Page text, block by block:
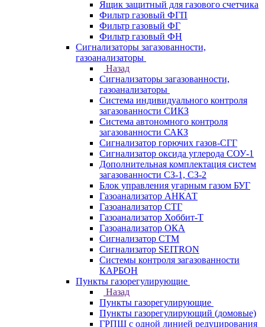
Ящик защитный для газового счетчика
Фильтр газовый ФГП
Фильтр газовый ФГ
Фильтр газовый ФН
Сигнализаторы загазованности,
газоанализаторы
Назад
Сигнализаторы загазованности,
газоанализаторы
Система индивидуального контроля
загазованности СИКЗ
Система автономного контроля
загазованности САКЗ
Сигнализатор горючих газов-СГГ
Сигнализатор оксида углерода СОУ-1
Дополнительная комплектация систем
загазованности СЗ-1, СЗ-2
Блок управления угарным газом БУГ
Газоанализатор АНКАТ
Газоанализатор СТГ
Газоанализатор Хоббит-Т
Газоанализатор ОКА
Сигнализатор СТМ
Сигнализатор SEITRON
Системы контроля загазованности
КАРБОН
Пункты газорегулирующие
Назад
Пункты газорегулирующие
Пункты газорегулирующий (домовые)
ГРПШ с одной линией редуцирования